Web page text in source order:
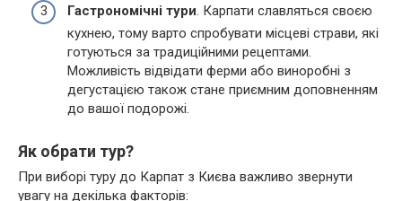
Гастрономічні тури. Карпати славляться своєю
кухнею, тому варто спробувати місцеві страви, які
готуються за традиційними рецептами.
Можливість відвідати ферми або виноробні з
дегустацією також стане приємним доповненням
до вашої подорожі.
Як обрати тур?
При виборі туру до Карпат з Києва важливо звернути
увагу на декілька факторів: